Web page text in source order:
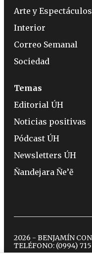
Arte y Espectáculos
Interior
Correo Semanal
Sociedad
Temas
Editorial ÚH
Noticias positivas
Pódcast ÚH
Newsletters ÚH
Ñandejara Ñe’ẽ
2026 - BENJAMÍN
TELÉFONO: (0994)